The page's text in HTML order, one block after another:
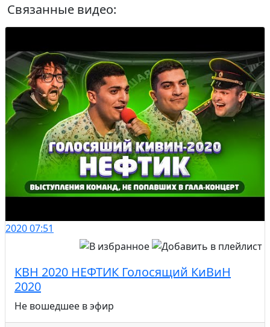
Связанные видео:
202007:51
КВН 2020 НЕФТИК Голосящий КиВиН
2020
Не вошедшее в эфир